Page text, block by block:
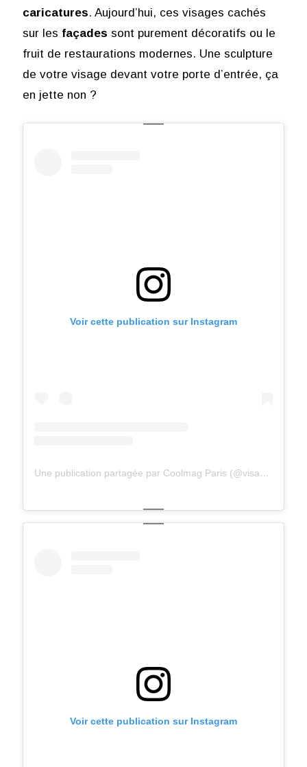
caricatures. Aujourd’hui, ces visages cachés
sur les façades sont purement décoratifs ou le
fruit de restaurations modernes. Une sculpture
de votre visage devant votre porte d’entrée, ça
en jette non ?
Voir cette publication sur Instagram
Une publication partagée par Coolmag Paris (@visagesdeparis)
Voir cette publication sur Instagram